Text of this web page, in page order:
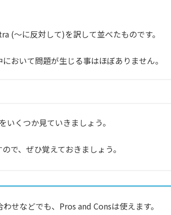
(〜に反対して)を訳して並べたものです。
おいて問題が生じる事はほぼありません。
くつか見ていきましょう。
で、ぜひ覚えておきましょう。
せなどでも、Pros and Consは使えます。